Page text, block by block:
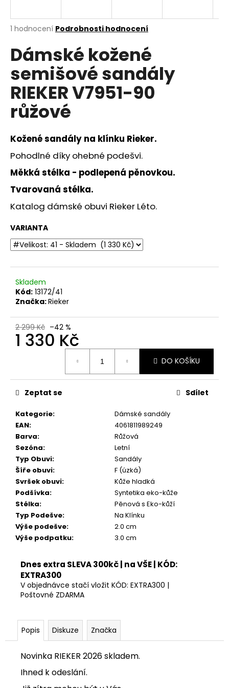
Průměrné
produktu
je
z
5
hvězdiček.
1 hodnocení Podrobnosti hodnocení
Dámské kožené
semišové sandály
RIEKER V7951-90
růžové
Kožené sandály na klínku Rieker.
Pohodlné díky ohebné podešvi.
Měkká stélka - podlepená pěnovkou.
Tvarovaná stélka.
Katalog dámské obuvi Rieker Léto.
VARIANTA
Skladem
Kód: 13172/41
Značka:Rieker
2 299 Kč –42 %
1 330 Kč
DO KOŠÍKU
Kategorie:
Dámské sandály
EAN:
4061811989249
Barva:
Růžová
Sezóna:
Letní
Typ Obuvi:
Sandály
Šíře obuvi:
F (úzká)
Svršek obuvi:
Kůže hladká
Podšívka:
Syntetika eko-kůže
Stélka:
Pěnová s Eko-kůží
Typ Podešve:
Na Klínku
Výše podešve:
2.0 cm
Výše podpatku: 3.0 cm
Zeptat se Sdílet
Dnes extra SLEVA 300kč | na VŠE | KÓD:
EXTRA300
V objednávce stačí vložit KÓD: EXTRA300 |
Poštovné ZDARMA
Popis Diskuze Značka
Novinka RIEKER 2026 skladem.
Ihned k odeslání.
j
t
?
D
o
p
o
r
č
u
j
e
m
e
DÁMSKÉ
SANDÁLY
NA
KLÍNKU
28500-
876
760
Kč
Původně:
499
Kč